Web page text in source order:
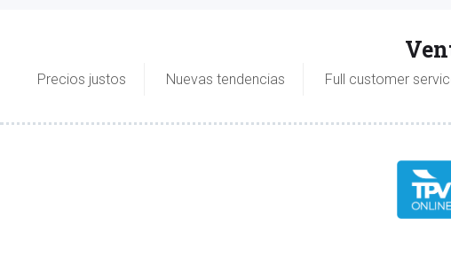
Precios justos Nuevas tendencias Full customer